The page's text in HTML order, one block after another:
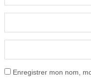
Enregistrer mon nom,